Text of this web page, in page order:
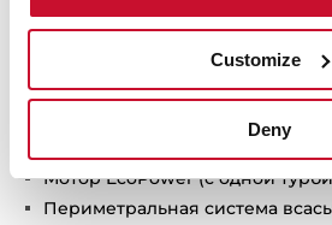
Customize
Deny
Подробное
Мотор EcoPower (с одной
Периметральная система